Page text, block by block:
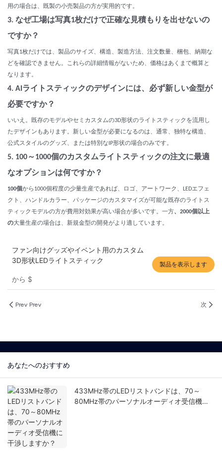
用の場合は、既製の小売製品の方が実用的です。
3. なぜ工場は写真1枚だけで正確な見積もりを出せないの
ですか？
写真1枚だけでは、製品のサイズ、構造、製造方法、注文数量、梱包、納期な
どを確認できません。これらの詳細情報がないため、価格はあくまで概算と
なります。
4. AIライトスティックのデザインには、必ず新しい金型が
必要ですか？
いいえ。既存のモデルやセミカスタムの3D形状のライトスティックを流用し
たデザインもあります。新しい金型が必要になるのは、通常、独特な構造、
公式スタイルのグッズ、または特別なIP形状の場合のみです。
5. 100～1000個のカスタムライトスティックの注文に最適
なオプションは何ですか？
100個から1000個程度の少量生産であれば、ロゴ、アートワーク、LEDエフェ
クト、ハンドルカラー、パッケージのカスタマイズが可能な既存のライトス
ティックモデルの方が費用対効果が高い場合が多いです。一方、2000個以上
の大量生産の場合は、新規金型の開発がより適しています。
ファン向けグッズやイベント用のカスタム
3D形状LEDライトスティック
から $
製品を表示します
Prev Prev 次
あなたへのおすすめ
433MHz帯のLEDリストバンドは、70～
80MHz帯のパーソナルオーディオ受信機に